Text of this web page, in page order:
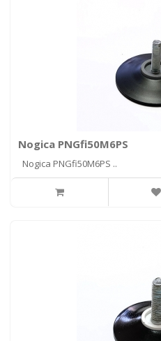
Nogica PNGfi50M6PS
Nogica PNGfi50M6PS ..